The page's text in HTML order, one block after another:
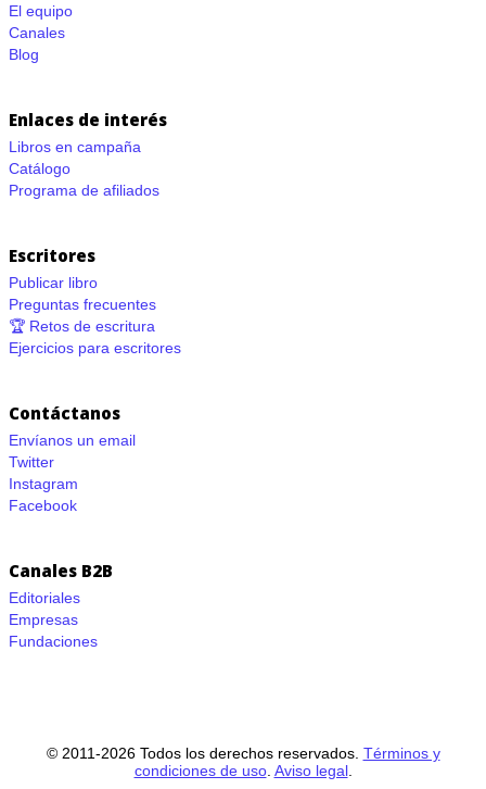
El equipo
Canales
Blog
Enlaces de interés
Libros en campaña
Catálogo
Programa de afiliados
Escritores
Publicar libro
Preguntas frecuentes
🏆 Retos de escritura
Ejercicios para escritores
Contáctanos
Envíanos un email
Twitter
Instagram
Facebook
Canales B2B
Editoriales
Empresas
Fundaciones
© 2011-2026 Todos los derechos reservados. Términos y
condiciones de uso. Aviso legal.